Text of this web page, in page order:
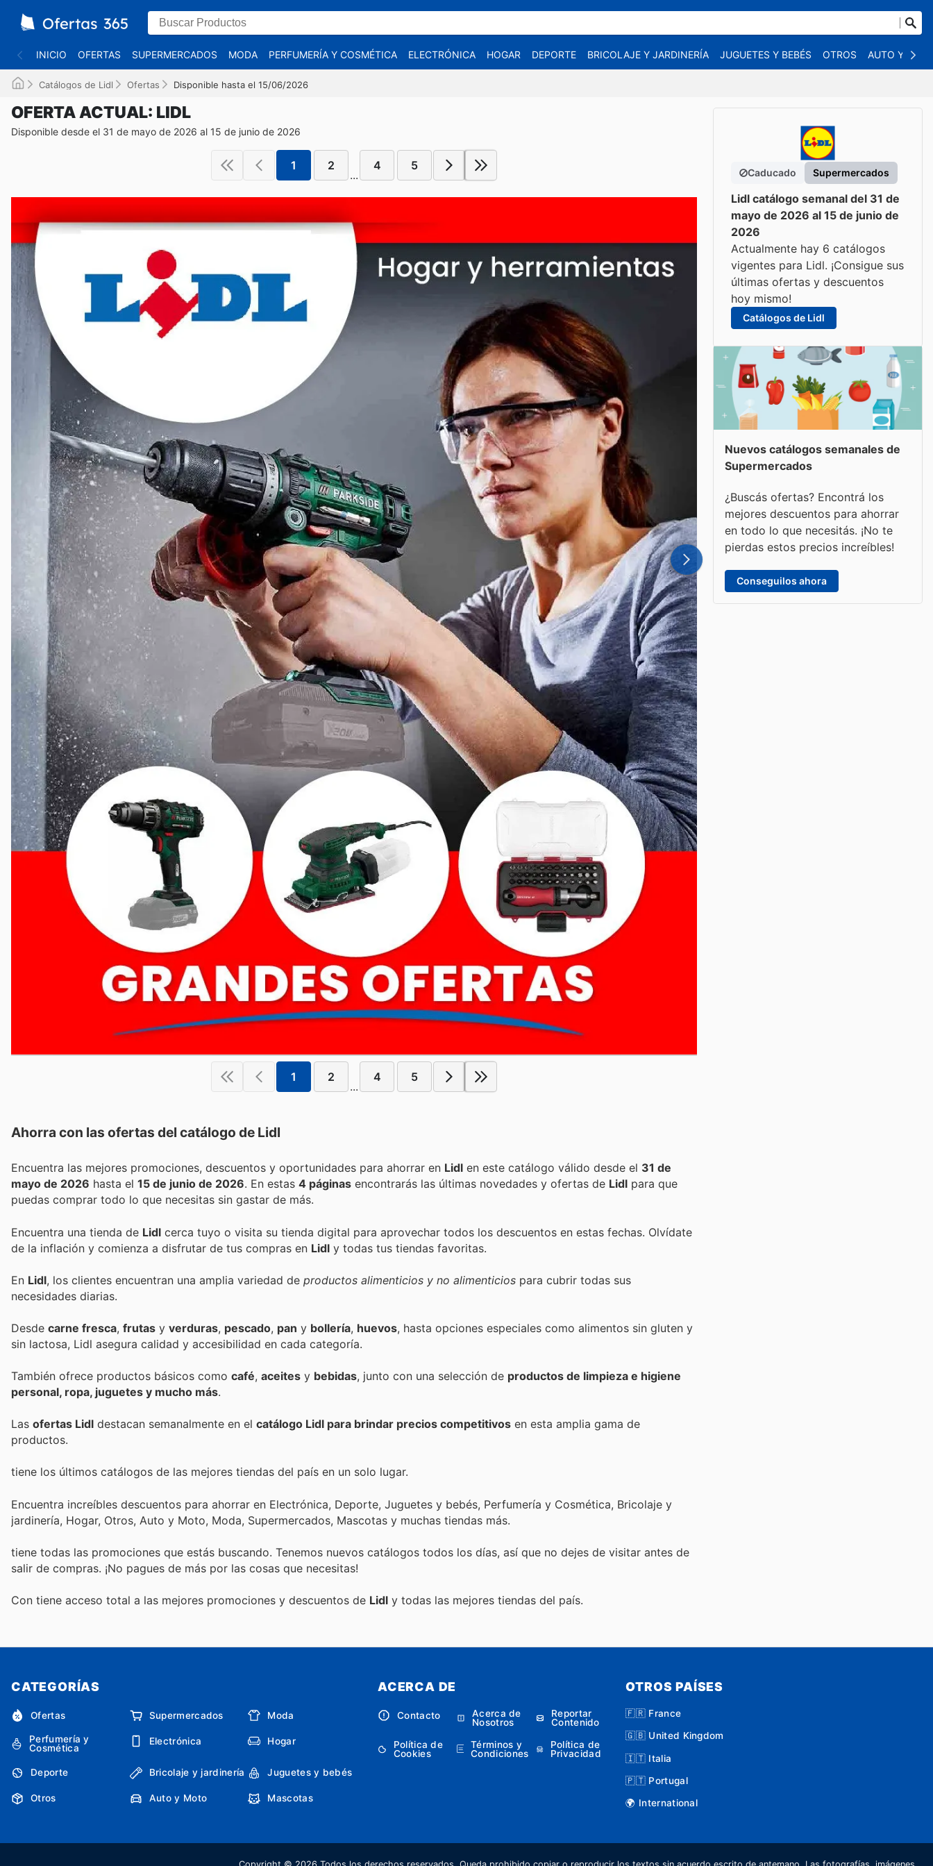
INICIO OFERTAS SUPERMERCADOS MODA PERFUMERÍA Y COSMÉTICA ELECTRÓNICA HOGAR DEPORTE BRICOLAJE Y JARDINERÍA JUGUETES Y BEBÉS OTROS AUTO Y
Catálogos de Lidl Ofertas Disponible hasta el 15/06/2026
OFERTA ACTUAL: LIDL
Disponible desde el 31 de mayo de 2026 al 15 de junio de 2026
1 2
...
4 5
1 2
...
4 5
Ahorra con las ofertas del catálogo de Lidl
Encuentra las mejores promociones, descuentos y oportunidades para ahorrar en Lidl en este catálogo válido desde el 31 de
mayo de 2026 hasta el 15 de junio de 2026 . En estas 4 páginas encontrarás las últimas novedades y ofertas de Lidl para que
puedas comprar todo lo que necesitas sin gastar de más.
Encuentra una tienda de Lidl cerca tuyo o visita su tienda digital para aprovechar todos los descuentos en estas fechas. Olvídate
de la inflación y comienza a disfrutar de tus compras en Lidl y todas tus tiendas favoritas.
En Lidl, los clientes encuentran una amplia variedad de productos alimenticios y no alimenticios para cubrir todas sus
necesidades diarias.
Desde carne fresca, frutas y verduras, pescado, pan y bollería, huevos, hasta opciones especiales como alimentos sin gluten y
sin lactosa, Lidl asegura calidad y accesibilidad en cada categoría.
También ofrece productos básicos como café, aceites y bebidas, junto con una selección de productos de limpieza e higiene
personal, ropa, juguetes y mucho más.
Las ofertas Lidl destacan semanalmente en el catálogo Lidl para brindar precios competitivos en esta amplia gama de
productos.
tiene los últimos catálogos de las mejores tiendas del país en un solo lugar.
Encuentra increíbles descuentos para ahorrar en Electrónica, Deporte, Juguetes y bebés, Perfumería y Cosmética, Bricolaje y
jardinería, Hogar, Otros, Auto y Moto, Moda, Supermercados, Mascotas y muchas tiendas más.
tiene todas las promociones que estás buscando. Tenemos nuevos catálogos todos los días, así que no dejes de visitar antes de
salir de compras. ¡No pagues de más por las cosas que necesitas!
Con tiene acceso total a las mejores promociones y descuentos de Lidl y todas las mejores tiendas del país.
Caducado Supermercados
Lidl catálogo semanal del 31 de
mayo de 2026 al 15 de junio de
2026
Actualmente hay 6 catálogos
vigentes para Lidl. ¡Consigue sus
últimas ofertas y descuentos
hoy mismo!
Catálogos de Lidl
Nuevos catálogos semanales de
Supermercados
¿Buscás ofertas? Encontrá los
mejores descuentos para ahorrar
en todo lo que necesitás. ¡No te
pierdas estos precios increíbles!
Conseguilos ahora
CATEGORÍAS
Ofertas Supermercados Moda
Perfumería y
Cosmética
Electrónica Hogar
Deporte Bricolaje y jardinería Juguetes y bebés
Otros Auto y Moto Mascotas
ACERCA DE
Contacto
Acerca de
Nosotros
Reportar
Contenido
Política de
Cookies
Términos y
Condiciones
Política de
Privacidad
OTROS PAÍSES
🇫🇷 France
🇬🇧 United Kingdom
🇮🇹 Italia
🇵🇹 Portugal
🌍 International